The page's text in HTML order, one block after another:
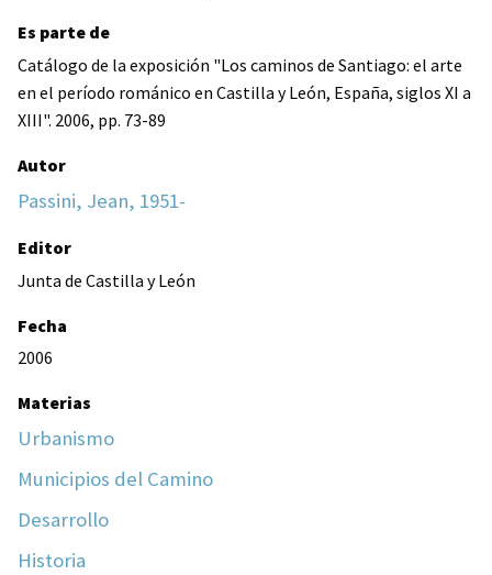
Es parte de
Catálogo de la exposición "Los caminos de Santiago: el arte
en el período románico en Castilla y León, España, siglos XI a
XIII". 2006, pp. 73-89
Autor
Passini, Jean, 1951-
Editor
Junta de Castilla y León
Fecha
2006
Materias
Urbanismo
Municipios del Camino
Desarrollo
Historia